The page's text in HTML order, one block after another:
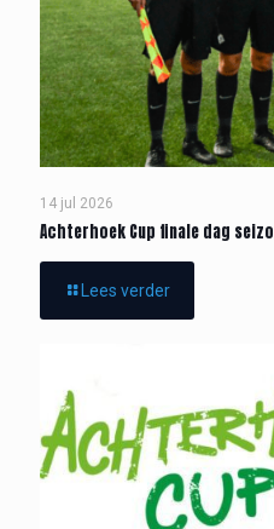
14 jul 2026
Achterhoek Cup finale dag
Lees verder